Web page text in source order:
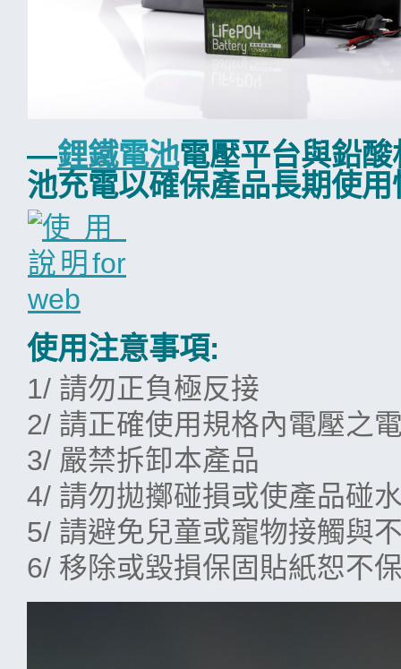
—鋰鐵電池電壓平台與鉛
池充電以確保產品長期使
使用注意事項:
1/ 請勿正負極反接
2/ 請正確使用規格內電壓之
3/ 嚴禁拆卸本產品
4/ 請勿拋擲碰損或使產品碰
5/ 請避免兒童或寵物接觸與
6/ 移除或毀損保固貼紙恕不